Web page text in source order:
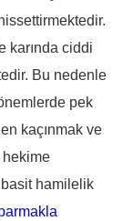
karında ciddi
Bu nedenle
pek
kaçınmak ve
hekime
hamilelik